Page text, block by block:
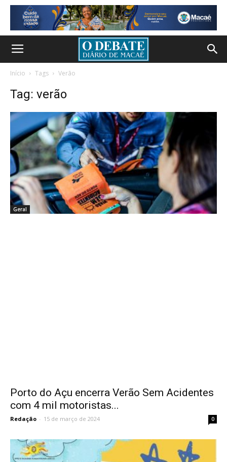
Início Tags Verão
Tag: verão
Geral
Porto do Açu encerra Verão Sem Acidentes
com 4 mil motoristas...
Redação - 15 de março de 2024 0